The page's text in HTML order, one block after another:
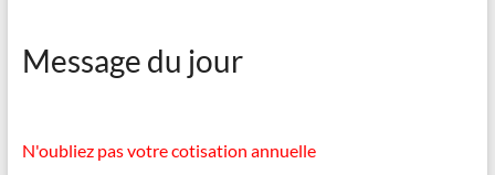
Message du jour
N'oubliez pas votre cotisation annuelle